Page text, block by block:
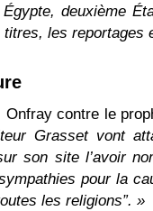
deuxième
les reportages
contre le
Grasset vont
son site l’avoir
pour la
les religions”. »